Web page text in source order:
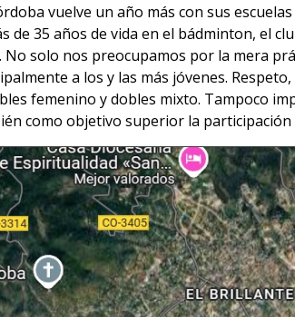
vuelve un año más con sus
de 35 años de vida en el bádminton, el
No solo nos preocupamos por la mera
a los y las más jóvenes.
femenino y dobles mixto. Tampoco
como objetivo superior la